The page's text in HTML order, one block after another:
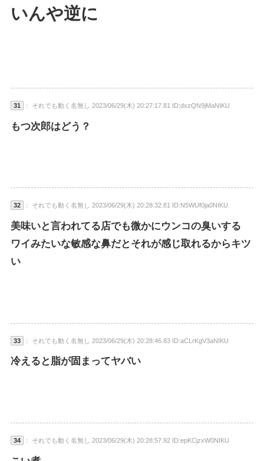
いんや逆に
31 ： それでも動く名無し 2023/06/29(木) 20:27:17.81 ID:dxzQN9jMaNIKU
もつ次郎はどう？
32 ： それでも動く名無し 2023/06/29(木) 20:28:32.81 ID:N5WUf0ja0NIKU
美味いと言われてる店でも微かにウンコの臭いする
ワイみたいな敏感な鼻だとそれが感じ取れるからキツ
い
33 ： それでも動く名無し 2023/06/29(木) 20:28:46.83 ID:aCLrKgV3aNIKU
冷えると脂が固まってヤバい
34 ： それでも動く名無し 2023/06/29(木) 20:28:57.92 ID:epKCjzxW0NIKU